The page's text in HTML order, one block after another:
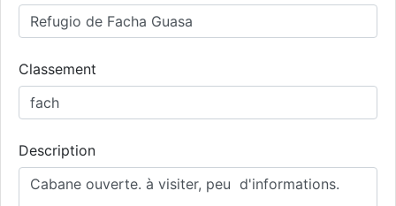
Classement
Description